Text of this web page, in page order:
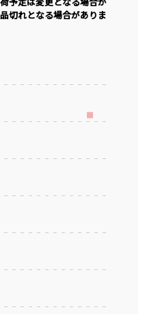
切れとなる場合がありま